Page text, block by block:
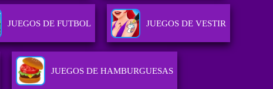
JUEGOS DE FUTBOL JUEGOS DE VESTIR
JUEGOS DE HAMBURGUESAS